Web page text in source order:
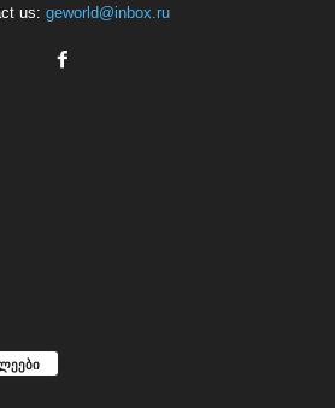
us: geworld@inbox.ru